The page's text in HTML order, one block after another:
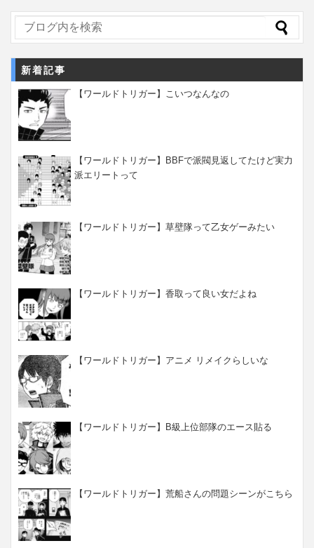
新着記事
【ワールドトリガー】こいつなんなの
【ワールドトリガー】BBFで派閥見返してたけど実力
派エリートって
【ワールドトリガー】草壁隊って乙女ゲーみたい
【ワールドトリガー】香取って良い女だよね
【ワールドトリガー】アニメ リメイクらしいな
【ワールドトリガー】B級上位部隊のエース貼る
【ワールドトリガー】荒船さんの問題シーンがこちら